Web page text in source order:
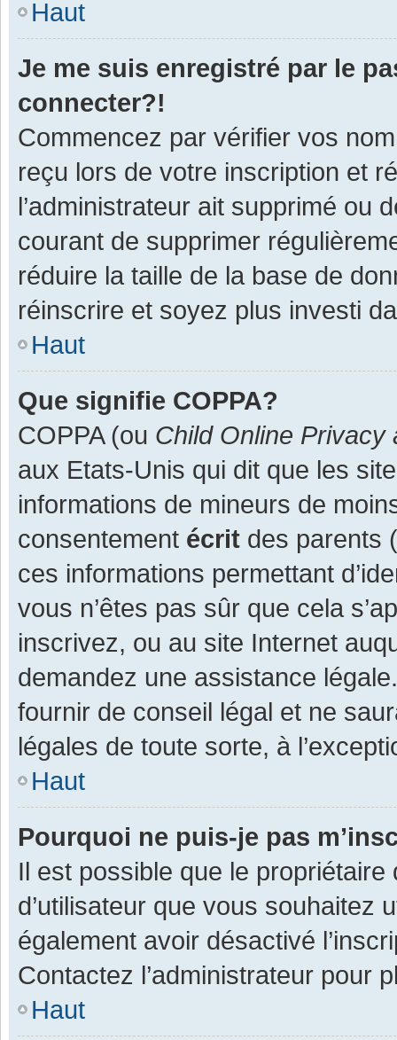
Haut
Je me suis enregistré par le
connecter?!
Commencez par vérifier vos
reçu lors de votre inscription et
l’administrateur ait supprimé ou
courant de supprimer
réduire la taille de la base de
réinscrire et soyez plus investi
Haut
Que signifie COPPA?
COPPA (ou Child Online Privacy
aux Etats-Unis qui dit que les
informations de mineurs de
consentement écrit des parents
ces informations permettant
vous n’êtes pas sûr que cela
inscrivez, ou au site Internet
demandez une assistance
fournir de conseil légal et ne
légales de toute sorte, à
Haut
Pourquoi ne puis-je pas
Il est possible que le
d’utilisateur que vous souhaitez
également avoir désactivé
Contactez l’administrateur pour
Haut